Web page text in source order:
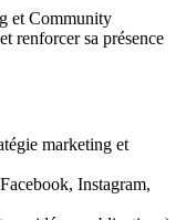
et Community
renforcer sa présence
marketing et
Instagram,